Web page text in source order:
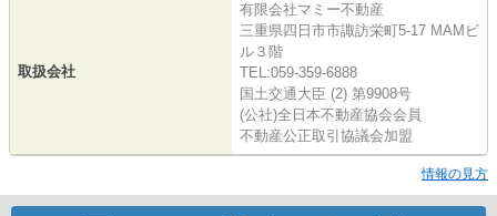
取扱会社
有限会社マミー不動産
三重県四日市市諏訪栄町5-17 MAMビ
ル３階
TEL:059-359-6888
国土交通大臣 (2) 第9908号
(公社)全日本不動産協会会員
不動産公正取引協議会加盟
情報の見方